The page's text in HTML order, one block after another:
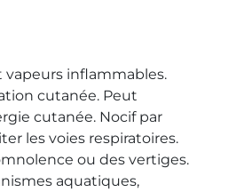
vapeurs inflammables.
cutanée. Peut
cutanée. Nocif par
les voies respiratoires.
ou des vertiges.
aquatiques,